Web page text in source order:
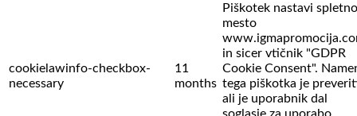
cookielawinfo-checkbox-
necessary
11
months
Piškotek nastavi spletno
mesto
in sicer vtičnik "GDPR
Cookie Consent".
tega piškotka je
ali je uporabnik dal
soglasje za uporabo